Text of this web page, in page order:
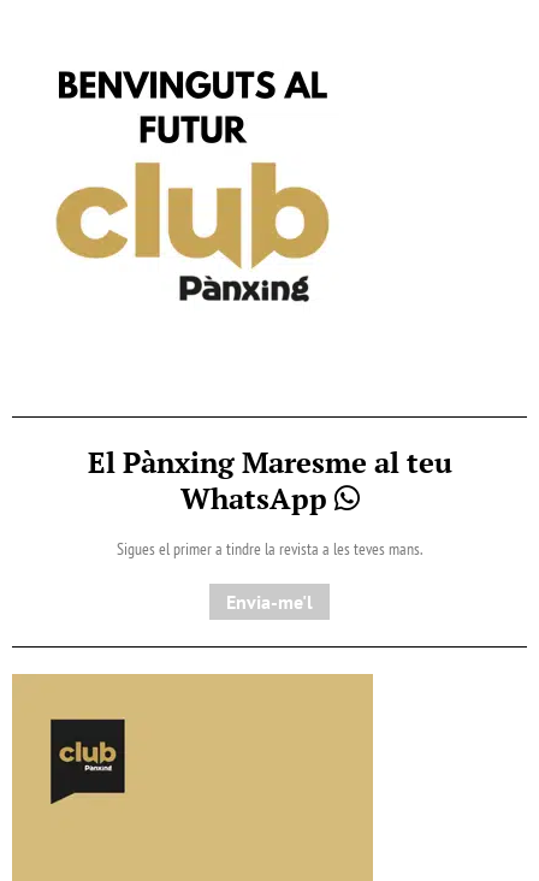
El Pànxing Maresme al teu
WhatsApp
Sigues el primer a tindre la revista a les teves mans.
Envia-me'l